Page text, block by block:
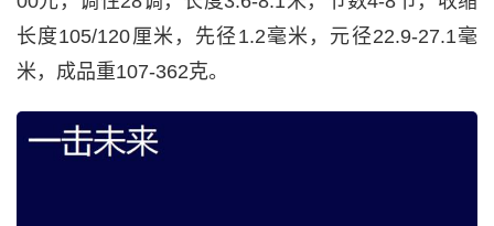
长度105/120厘米，先径1.2毫米，元径22.9-27.1毫
米，成品重107-362克。